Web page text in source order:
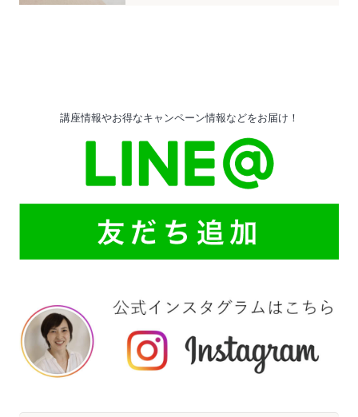
講座情報やお得なキャンペーン情報などをお届け！